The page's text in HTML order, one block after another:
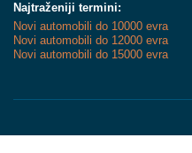
Najtraženiji termini:
Novi automobili do 10000 evra
Novi automobili do 12000 evra
Novi automobili do 15000 evra